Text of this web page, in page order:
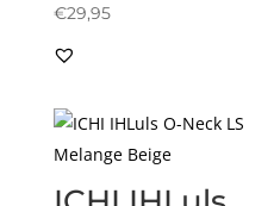
€29,95